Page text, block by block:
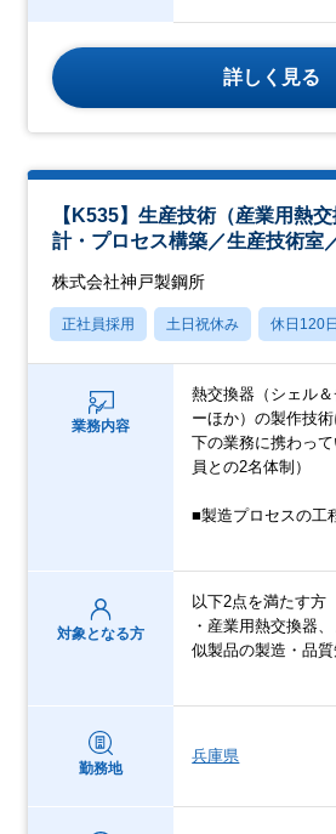
詳しく見る
【K535】生産技術（産業用熱
計・プロセス構築／生産技術室
株式会社神戸製鋼所
正社員採用 土日祝休み 休日120
業務内容
熱交換器（シェル
ーほか）の製作技
下の業務に携わっ
員との2名体制）
■製造プロセスの工
対象となる方
以下2点を満たす方
・産業用熱交換器
似製品の製造・品
勤務地
兵庫県